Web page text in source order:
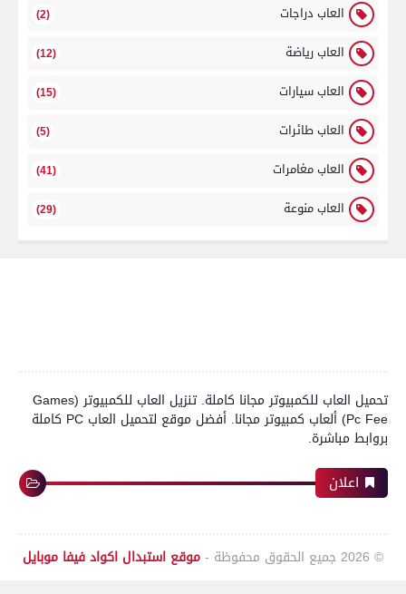
العاب دراجات (2)
العاب رياضة (12)
العاب سيارات (15)
العاب طائرات (5)
العاب مغامرات (41)
العاب منوعة (29)
تحميل العاب للكمبيوتر مجانا كاملة. تنزيل العاب للكمبيوتر (Games
Pc Fee) ألعاب كمبيوتر مجانا. أفضل موقع لتحميل العاب PC كاملة
بروابط مباشرة.
اعلان
© 2026 جميع الحقوق محفوظة -موقع استبدال اكواد فيفا موبايل